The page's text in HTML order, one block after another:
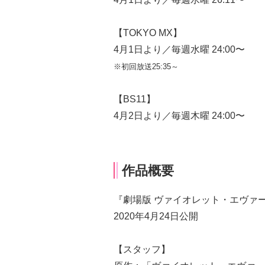
【TOKYO MX】
4月1日より／毎週水曜 24:00〜
※初回放送25:35～
【BS11】
4月2日より／毎週木曜 24:00〜
作品概要
『劇場版 ヴァイオレット・エヴァ
2020年4月24日公開
【スタッフ】